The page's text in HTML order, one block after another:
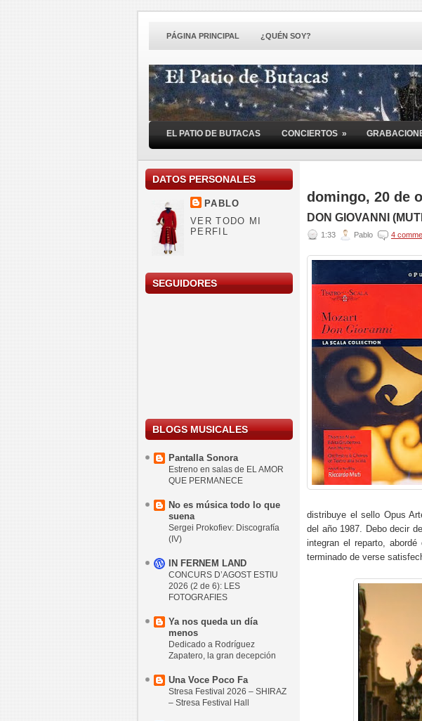
PÁGINA PRINCIPAL ¿QUÉN SOY?
EL PATIO DE BUTACAS CONCIERTOS »
DATOS PERSONALES
PABLO
VER TODO MI
PERFIL
SEGUIDORES
BLOGS MUSICALES
Pantalla Sonora
Estreno en salas de EL AMOR
QUE PERMANECE
No es música todo lo que
suena
Sergei Prokofiev: Discografía
(IV)
IN FERNEM LAND
CONCURS D’AGOST ESTIU
2026 (2 de 6): LES
FOTOGRAFIES
Ya nos queda un día
menos
Dedicado a Rodríguez
Zapatero, la gran decepción
Una Voce Poco Fa
Stresa Festival 2026 – SHIRAZ
– Stresa Festival Hall
domingo, 20 de
DON GIOVANNI
1:33 Pablo 4
distribuye el sello Opus
del año 1987. Debo decir
integran el reparto,
terminado de verse